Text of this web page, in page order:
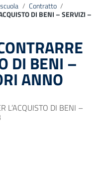
/ Contratto /
DI BENI – SERVIZI –
DI BENI –
ANNO
L’ACQUISTO DI BENI –